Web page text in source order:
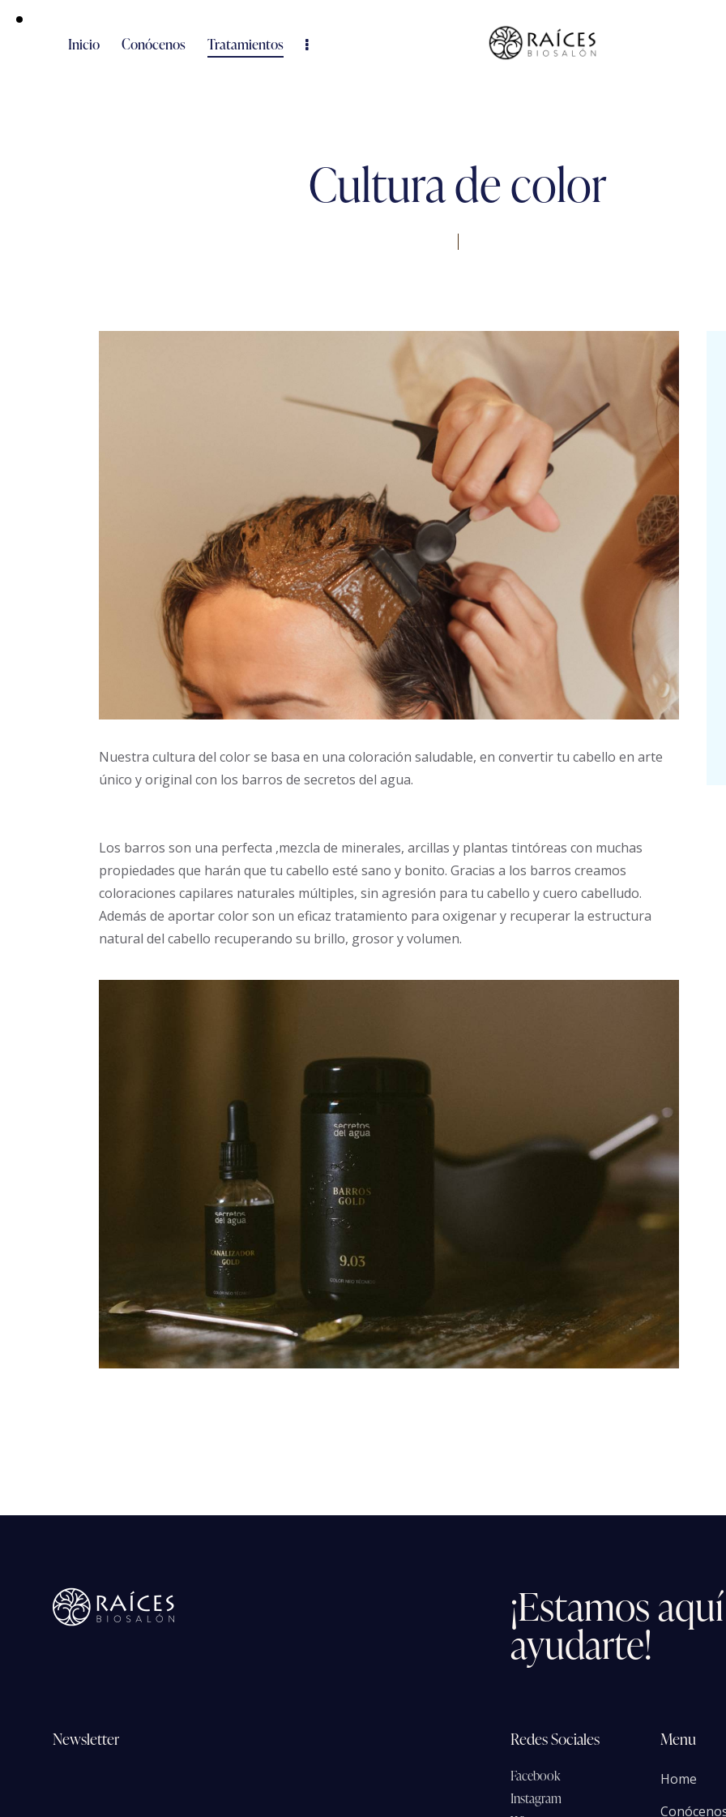
Inicio Conócenos Tratamientos
Cultura de color
Nuestra cultura del color se basa en una coloración saludable, en convertir tu cabello en arte
único y original con los barros de secretos del agua.
Los barros son una perfecta ,mezcla de minerales, arcillas y plantas tintóreas con muchas
propiedades que harán que tu cabello esté sano y bonito. Gracias a los barros creamos
coloraciones capilares naturales múltiples, sin agresión para tu cabello y cuero cabelludo.
Además de aportar color son un eficaz tratamiento para oxigenar y recuperar la estructura
natural del cabello recuperando su brillo, grosor y volumen.
¡Estamosaquí
ayudarte!
Newsletter Redes Sociales
Facebook
Instagram
Menu
Home